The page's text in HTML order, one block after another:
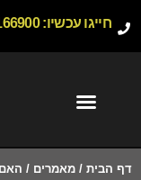
חייגו עכשיו:
דף הבית / מאמרים / האם